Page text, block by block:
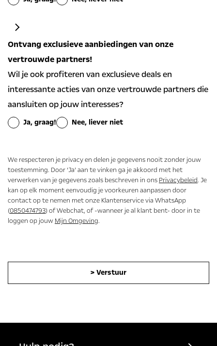
Algemene aanbiedingen en nieuws ontvangen
Ja Nee
Persoonlijke aanbiedingen op basis van mijn
voorkeuren ontvangen
Ontvang exclusieve aanbiedingen van onze
vertrouwde partners!
Wil je ook profiteren van exclusieve deals en
interessante acties van onze vertrouwde partners die
aansluiten op jouw interesses?
Ja, graag! Nee, liever niet
We respecteren je privacy en delen je gegevens nooit zonder jouw
toestemming. Door ‘Ja’ aan te vinken ga je akkoord met het
verwerken van je gegevens zoals beschreven in ons Privacybeleid. Je
kan op elk moment eenvoudig je voorkeuren aanpassen door
contact op te nemen met onze Klantenservice via WhatsApp
(0850474793) of Webchat, of -wanneer je al klant bent- door in te
loggen op jouw Mijn Omgeving.
> Verstuur